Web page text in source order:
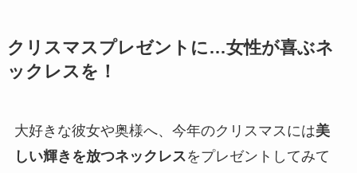
クリスマスプレゼントに…女性が喜ぶネ
ックレスを！
大好きな彼女や奥様へ、今年のクリスマスには美
しい輝きを放つネックレスをプレゼントしてみて